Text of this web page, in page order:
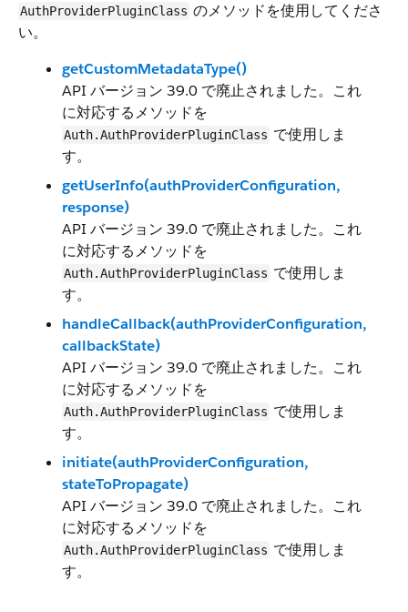
AuthProviderPluginClass のメソッドを使用してくださ
い。
getCustomMetadataType()
API バージョン 39.0 で廃止されました。これ
に対応するメソッドを
Auth.AuthProviderPluginClass で使用しま
す。
getUserInfo(authProviderConfiguration,
response)
API バージョン 39.0 で廃止されました。これ
に対応するメソッドを
Auth.AuthProviderPluginClass で使用しま
す。
handleCallback(authProviderConfiguration,
callbackState)
API バージョン 39.0 で廃止されました。これ
に対応するメソッドを
Auth.AuthProviderPluginClass で使用しま
す。
initiate(authProviderConfiguration,
stateToPropagate)
API バージョン 39.0 で廃止されました。これ
に対応するメソッドを
Auth.AuthProviderPluginClass で使用しま
す。